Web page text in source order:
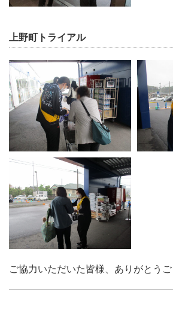
上野町トライアル
ご協力いただいた皆様、ありがとう